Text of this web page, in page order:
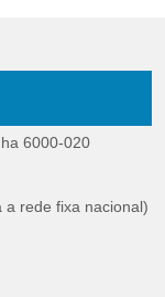
6000-020
rede fixa nacional)